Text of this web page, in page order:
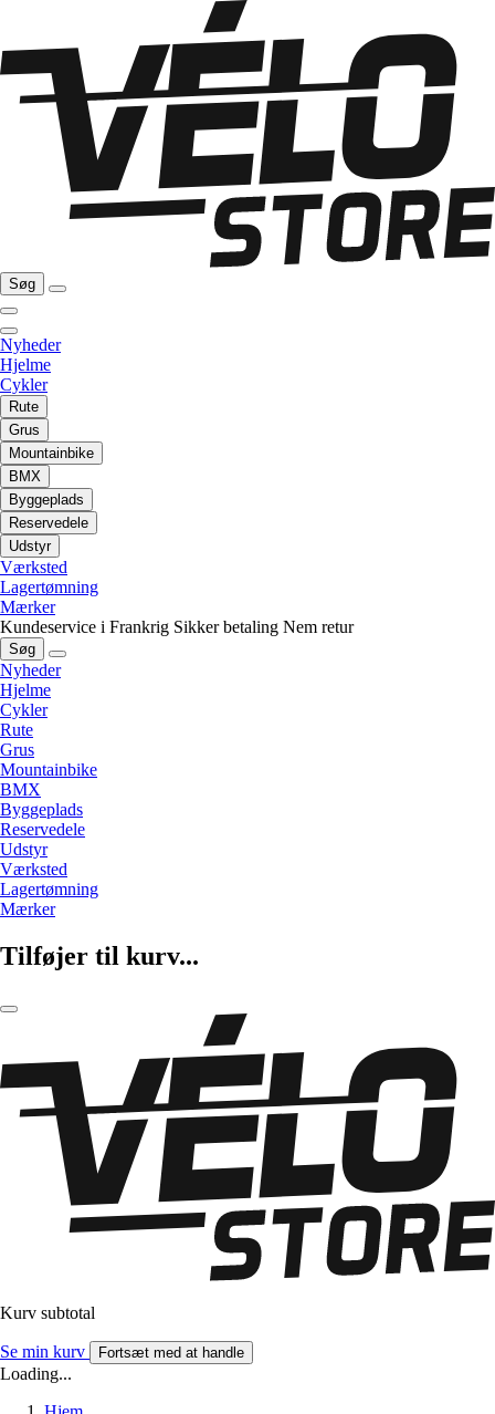
Søg
Nyheder
Hjelme
Cykler
Rute
Grus
Mountainbike
BMX
Byggeplads
Reservedele
Udstyr
Værksted
Lagertømning
Mærker
Kundeservice i Frankrig Sikker betaling Nem retur
Søg
Nyheder
Hjelme
Cykler
Rute
Grus
Mountainbike
BMX
Byggeplads
Reservedele
Udstyr
Værksted
Lagertømning
Mærker
Tilføjer til kurv...
Kurv subtotal
Se min kurv Fortsæt med at handle
Loading...